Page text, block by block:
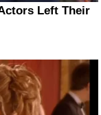
Left Their